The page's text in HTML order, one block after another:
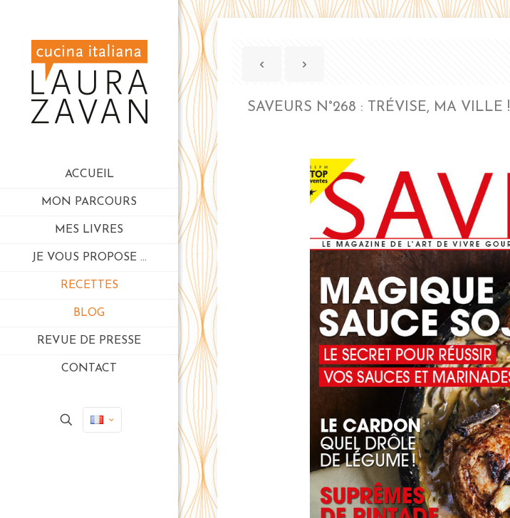
ACCUEIL
MON PARCOURS
MES LIVRES
JE VOUS PROPOSE …
RECETTES
BLOG
REVUE DE PRESSE
CONTACT
SAVEURS N°268 : TRÉVISE, MA VILLE !